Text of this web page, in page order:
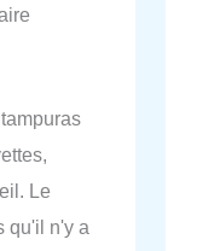
Le
qu'il n'y a